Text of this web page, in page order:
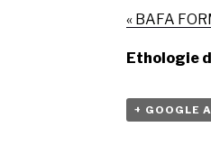
« BAFA
Ethologie
+ GOOGLE